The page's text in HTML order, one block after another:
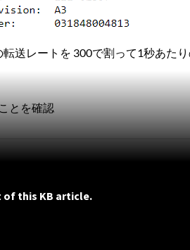
送レートを 300で割って1秒あた
とを確認
of this KB article.